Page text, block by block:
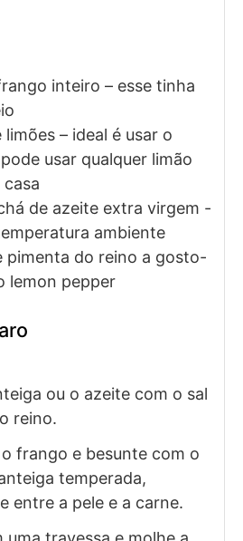
inteiro – esse tinha
limões – ideal é usar o
usar qualquer limão
de azeite extra virgem -
ambiente
pimenta do reino a gosto-
lemon pepper
ou o azeite com o sal
reino.
frango e besunte com o
temperada,
entre a pele e a carne.